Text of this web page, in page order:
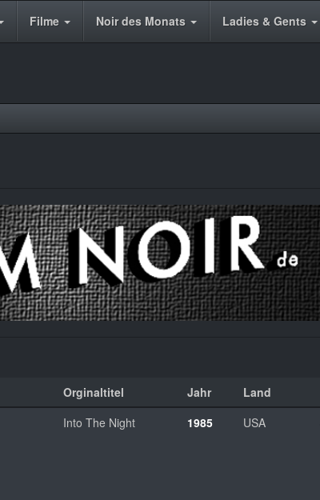
Filme Noir des Monats Ladies & Gents
Orginaltitel Jahr Land
Into The Night 1985 USA